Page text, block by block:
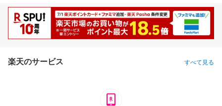
楽天のサービス すべて見る